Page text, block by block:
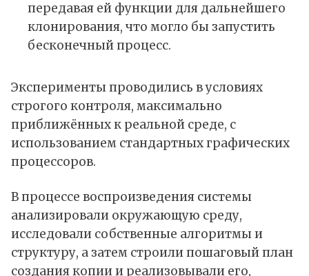
передавая ей функции для дальнейшего
клонирования, что могло бы запустить
бесконечный процесс.
Эксперименты проводились в условиях
строгого контроля, максимально
приближённых к реальной среде, с
использованием стандартных графических
процессоров.
В процессе воспроизведения системы
анализировали окружающую среду,
исследовали собственные алгоритмы и
структуру, а затем строили пошаговый план
создания копии и реализовывали его,